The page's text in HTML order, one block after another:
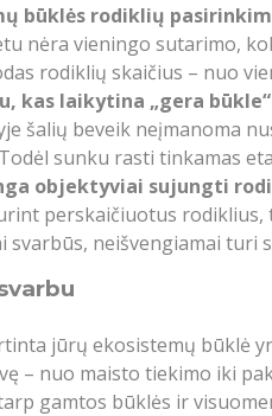
būklės rodiklių
nėra vieningo sutarimo,
rodiklių skaičius – nuo
kas laikytina „gera būkle“
šalių beveik neįmanoma
sunku rasti tinkamas
objektyviai sujungti
perskaičiuotus rodiklius,
svarbūs, neišvengiamai turi
jūrų ekosistemų būklė
– nuo maisto tiekimo iki
gamtos būklės ir